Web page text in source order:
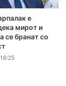
е
мирот и
се бранат со